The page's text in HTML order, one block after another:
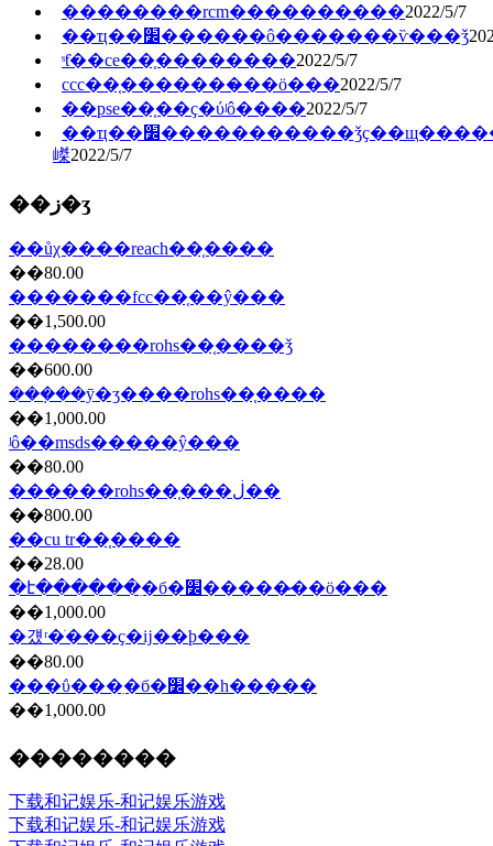
��������rcm�������̲���2022/5/7
��ҵ��׼������ô�������ѷ���ǯ
ˢƭ��ce��֤��������2022/5/7
ccc��֤�������̷��ö���2022/5/7
��pse��֤��ҫ�ύʲô����2022/5/7
��ҵ��׼�����������ǯҫ��щ�����
嵥2022/5/7
��ز�ʒ
��ůχ����reach��֤����
��80.00
�������fcc��֤��ŷ���
��1,500.00
��������rohs��֤����ǯ
��600.00
���ܼ��ȳ�ʒ����rohs��֤����
��1,000.00
ʲô��msds�����ŷ���
��80.00
������rohs��֤���ڶ��
��800.00
��cu tr��֤����
��28.00
�է������ִ�б�׼�����̷��ö���
��1,000.00
�걨ʳ�ֺ���ҫ�ĳ��ϸ���
��80.00
���ΰ���ִ�б�׼��һ�����
��1,000.00
��������
下载和记娱乐-和记娱乐游戏
下载和记娱乐-和记娱乐游戏